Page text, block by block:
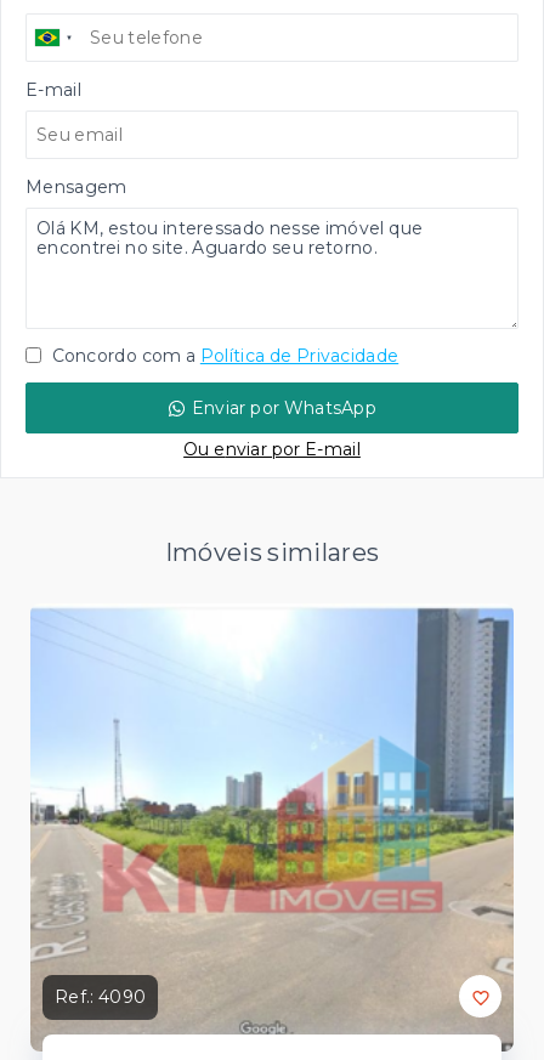
E-mail
Mensagem
Concordo com a Política de Privacidade
Enviar por WhatsApp
Ou enviar por E-mail
Imóveis similares
Ref.:4090